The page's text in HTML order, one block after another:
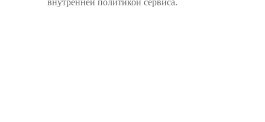
внутренней политикой сервиса.